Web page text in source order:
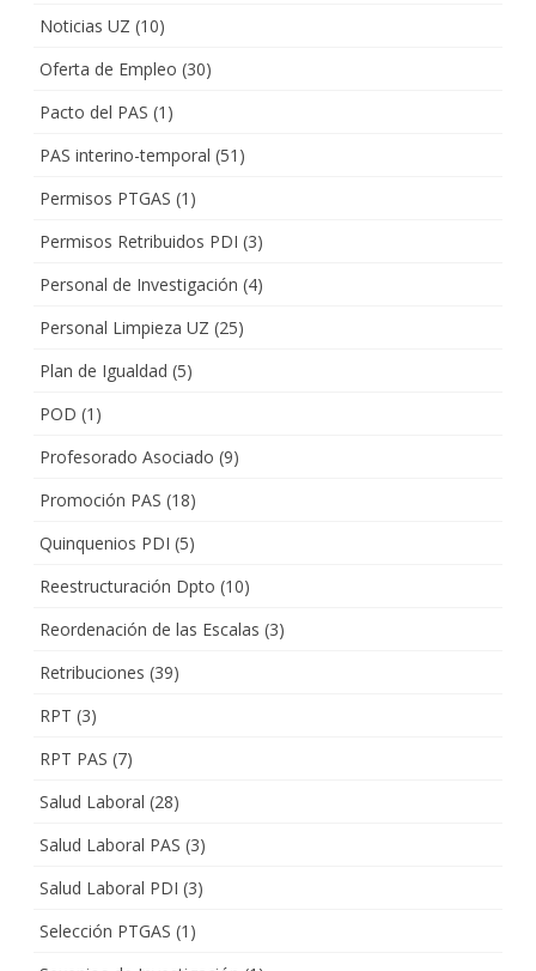
Noticias UZ (10)
Oferta de Empleo (30)
Pacto del PAS (1)
PAS interino-temporal (51)
Permisos PTGAS (1)
Permisos Retribuidos PDI (3)
Personal de Investigación (4)
Personal Limpieza UZ (25)
Plan de Igualdad (5)
POD (1)
Profesorado Asociado (9)
Promoción PAS (18)
Quinquenios PDI (5)
Reestructuración Dpto (10)
Reordenación de las Escalas (3)
Retribuciones (39)
RPT (3)
RPT PAS (7)
Salud Laboral (28)
Salud Laboral PAS (3)
Salud Laboral PDI (3)
Selección PTGAS (1)